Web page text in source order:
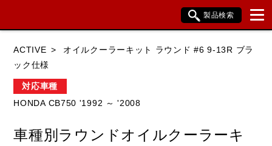
製品検索
HONDA YAMAHA
KAWASAKI BMW DUCATI
ACTIVE
オイルクーラーキット ラウンド #6 9-13R ブラ
ック仕様
対応車種
HONDA CB750 '1992 ～ '2008
車種別ラウンドオイルクーラーキ